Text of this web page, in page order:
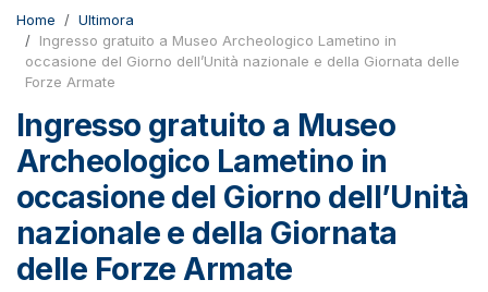
Home
Ultimora
Ingresso gratuito a Museo Archeologico Lametino in
occasione del Giorno dell’Unità nazionale e della Giornata delle
Forze Armate
Ingresso gratuito a Museo
Archeologico Lametino in
occasione del Giorno dell’Unità
nazionale e della Giornata
delle Forze Armate